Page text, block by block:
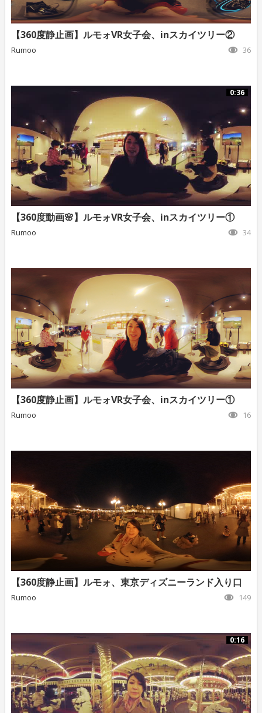
【360度静止画】ルモォVR女子会、inスカイツリー②
Rumoo 36
0:36
【360度動画🌸】ルモォVR女子会、inスカイツリー①
Rumoo 34
【360度静止画】ルモォVR女子会、inスカイツリー①
Rumoo 16
【360度静止画】ルモォ、東京ディズニーランド入り口
Rumoo 149
0:16